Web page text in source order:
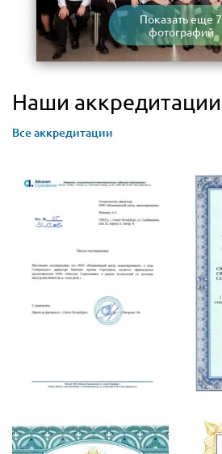
Показать еще 7
фотографий
Наши аккредитации
Все аккредитации